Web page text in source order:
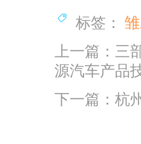
恭喜著*生物科技高新申报成功
恭喜郑总公司注册成功
标签：
上一篇：三
源汽车产品
下一篇：杭